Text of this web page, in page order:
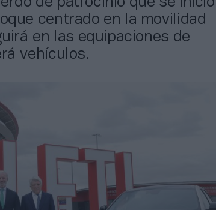
centrado en la movilidad
en las equipaciones de
vehículos.